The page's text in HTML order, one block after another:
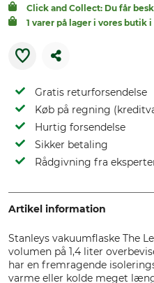
Click and Collect: Du får
1 varer på lager i vores butik i
Gratis returforsendelse
Køb på regning
Hurtig forsendelse
Sikker betaling
Rådgivning fra
Artikel information
Stanleys vakuumflaske The
volumen på 1,4 liter
har en fremragende
varme eller kolde meget